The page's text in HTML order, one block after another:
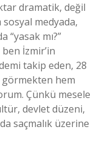
dramatik, değil
medyada,
“yasak mı?”
İzmir’in
takip eden, 28
görmekten hem
Çünkü mesele
devlet düzeni,
saçmalık üzerine